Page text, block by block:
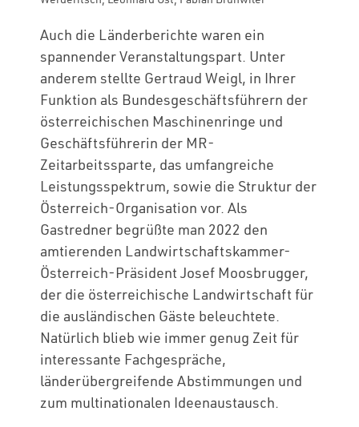
Auch die Länderberichte waren ein
spannender Veranstaltungspart. Unter
anderem stellte Gertraud Weigl, in Ihrer
Funktion als Bundesgeschäftsführern der
österreichischen Maschinenringe und
Geschäftsführerin der MR-
Zeitarbeitssparte, das umfangreiche
Leistungsspektrum, sowie die Struktur der
Österreich-Organisation vor. Als
Gastredner begrüßte man 2022 den
amtierenden Landwirtschaftskammer-
Österreich-Präsident Josef Moosbrugger,
der die österreichische Landwirtschaft für
die ausländischen Gäste beleuchtete.
Natürlich blieb wie immer genug Zeit für
interessante Fachgespräche,
länderübergreifende Abstimmungen und
zum multinationalen Ideenaustausch.